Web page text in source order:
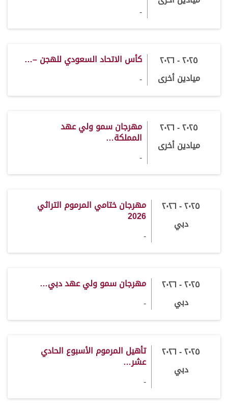
-
٢٠٢٥ - ٢٠٢٦
ميادين أخرى
كأس الاتحاد السعودي للهجن –…
-
٢٠٢٥ - ٢٠٢٦
ميادين أخرى
مهرجان سمو ولي عهد
المملكة…
-
٢٠٢٥ - ٢٠٢٦
دبي
مهرجان ختامي المرموم التراثي
2026
-
٢٠٢٥ - ٢٠٢٦
دبي
مهرجان سمو ولي عهد دبي…
-
٢٠٢٥ - ٢٠٢٦
دبي
تأهيل المرموم الأسبوع الحادي
عشر…
-